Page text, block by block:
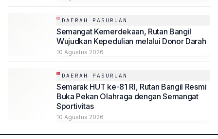
DAERAH PASURUAN
Semangat Kemerdekaan, Rutan Bangil
Wujudkan Kepedulian melalui Donor Darah
10 Agustus 2026
DAERAH PASURUAN
Semarak HUT ke-81 RI, Rutan Bangil Resmi
Buka Pekan Olahraga dengan Semangat
Sportivitas
10 Agustus 2026